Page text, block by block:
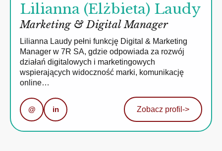
Lilianna (Elżbieta) Laudy
Marketing & Digital Manager
Lilianna Laudy pełni funkcję Digital & Marketing
Manager w 7R SA, gdzie odpowiada za rozwój
działań digitalowych i marketingowych
wspierających widoczność marki, komunikację
online…
@ in Zobacz profil ->